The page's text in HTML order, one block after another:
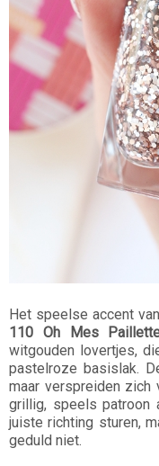
Het speelse accent
110 Oh Mes
witgouden lovertjes,
pastelroze basislak.
maar verspreiden zich
grillig, speels
juiste richting sturen,
geduld niet.